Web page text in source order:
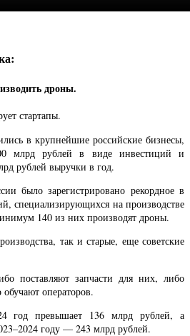
дроны.
стартапы.
в крупнейшие российские бизнесы,
млрд рублей в виде инвестиций и
рублей выручки в год.
было зарегистрировано рекордное в
специализирующихся на производстве
140 из них производят дроны.
так и старые, еще советские
поставляют запчасти для них, либо
операторов.
год превышает 136 млрд рублей, а
году — 243 млрд рублей.